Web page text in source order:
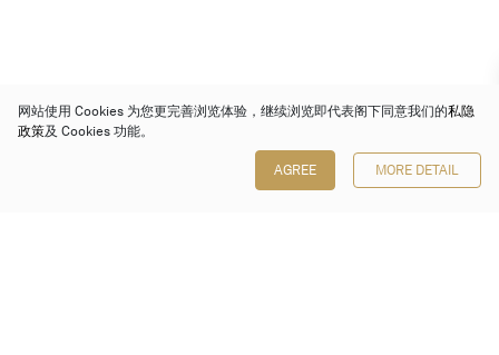
网站使用 Cookies 为您更完善浏览体验，继续浏览即代表阁下同意我们的私隐
政策及 Cookies 功能。
AGREE MORE DETAIL